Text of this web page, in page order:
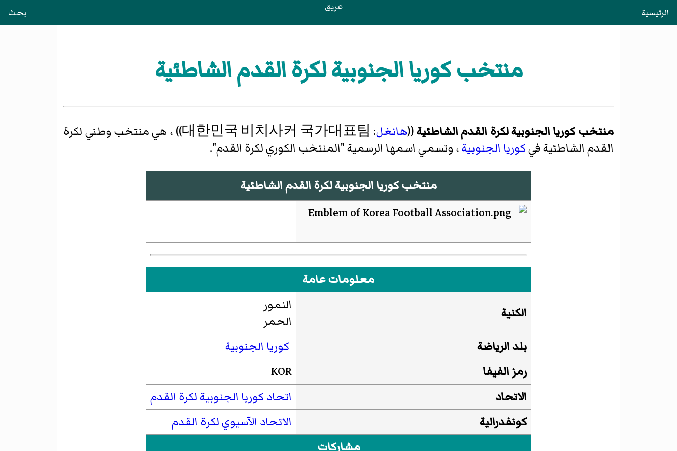
الرئيسية عريق بحث
منتخب كوريا الجنوبية لكرة القدم الشاطئية
منتخب كوريا الجنوبية لكرة القدم الشاطئية((هانغل:
대한민국 비치사커 국가대표팀)) ، هي منتخب وطني لكرة
القدم الشاطئية فيكوريا الجنوبية، وتسمي اسمها الرسمية "المنتخب الكوري لكرة القدم".
منتخب كوريا الجنوبية لكرة القدم الشاطئية
معلومات عامة
الكنية
النمور
الحمر
بلد الرياضة
كوريا الجنوبية
رمز الفيفا
KOR
الاتحاد
اتحاد كوريا الجنوبية لكرة القدم
كونفدرالية
الاتحاد الآسيوي لكرة القدم
مشاركات